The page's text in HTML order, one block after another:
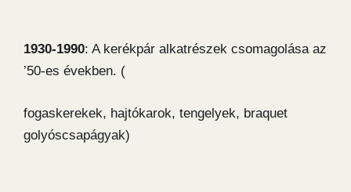
1930-1990: A kerékpár alkatrészek csomagolása az
’50-es években. (
fogaskerekek, hajtókarok, tengelyek, braquet
golyóscsapágyak)